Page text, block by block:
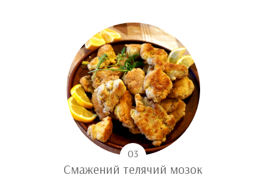
Смажений телячий мозок